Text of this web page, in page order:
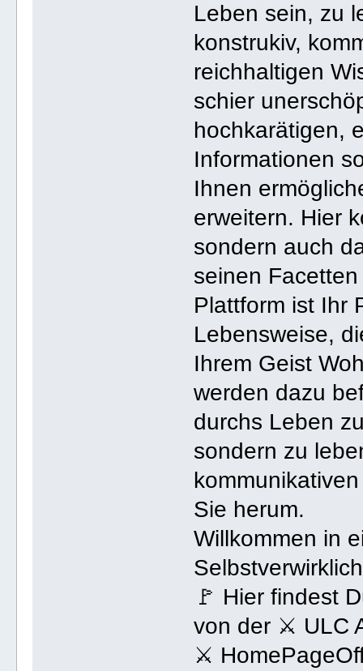
Leben sein, zu
konstrukiv,
reichhaltigen
schier
hochkarätigen,
Informationen
Ihnen
erweitern. Hier
sondern auch
seinen
Plattform ist Ihr
Lebensweise,
Ihrem Geist
werden dazu
durchs Leben
sondern zu
Sie herum.
Willkommen in
🚩 Hier findest
von der ⚔ ULC
⚔